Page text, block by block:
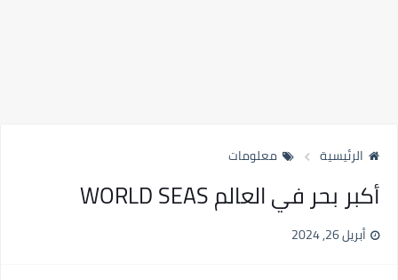
الرئيسية معلومات
أكبر بحر في العالم WORLD SEAS
أبريل 26, 2024